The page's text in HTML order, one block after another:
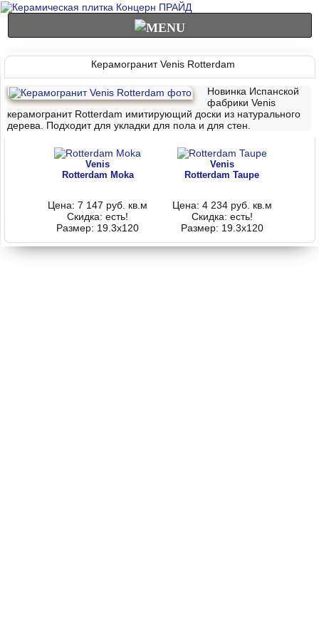
Керамогранит Venis Rotterdam
Новинка Испанской
фабрики Venis
керамогранит Rotterdam имитирующий доски из натурального
дерева. Подходит для укладки для пола и для стен.
Venis
Rotterdam Moka
Цена: 7 147 руб. кв.м
Скидка: есть!
Размер: 19.3x120
Venis
Rotterdam Taupe
Цена: 4 234 руб. кв.м
Скидка: есть!
Размер: 19.3x120